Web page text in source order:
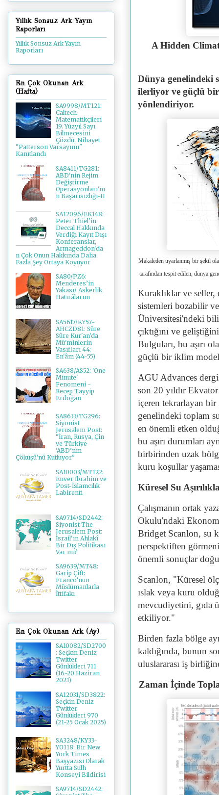
A Hidden
Dünya genelindeki
ilerliyor ve güçlü
yönlendiriyor.
Makaleden uyarlanmış bir şekil
tarafından tespit edilen, dünya
Kuraklıklar ve seller,
sistemleri bozabilir
Üniversitesi'ndeki
çıktığını ve
Bulguları, bu aşırı
güçlü bir iklim
AGU Advances
son 20 yıldır
içeren tekrarlayan
genelindeki toplam
en önemli etken
bu aşırı durumları
birbirinden uzak
kuru koşullar
Küresel Su
Çalışmanın ortak
Okulu'ndaki
Bridget Scanlon, su
perspektiften
önemli sonuçlar
Scanlon, "Küresel
ıslak veya kuru
mevcudiyetini, gıda
etkiliyor."
Birden fazla bölge
kaldığında, bunun
uluslararası iş
Zaman İçinde
Yıllık Sonsuz Ark Yayın
Raporları
Yıllık Sonsuz Ark Yayın
Raporları
En Çok Okunan Ark
(Hafta)
SA9998/MT121:
Caltech
Matematikçileri
19. Yüzyıl Sayı
Bilmecesini
Çözdü; Nihayet
"Patterson Varsayımı"
Kanıtlandı
SA8411/TG281:
ABD'nin Rejim
Değiştirme
Operasyonları'nı
n Başarısızlığı-II
SA12096/EK148:
Peter Thiel'in
Deccal Hakkında
Verdiği Kayıt Dışı
Konferanslar,
Armageddon'da
n Çok Onun Hakkında Daha
Fazla Şey Ortaya Koyuyor
SA80/PZ6:
Menderes’in
Yakası/ Askerlik
Hatırâlarım
SA5617/KY57-
AHCZD81: Sûre
Sûre Kur'an'da
Mü'minlerin
Vasıfları 44:
En'âm (44-55)
SA638/AS52: 'One
Minute'
Fenomeni -
Recep Tayyip
Erdoğan
SA8633/TG296:
Siyonist
Jerusalem Post:
"İran, Rusya, Çin
ve Türkiye
'ABD’nin
Çöküşü'nü Kutluyor"
SA10003/MT122:
Enver İbrahim ve
Post-İslamcılık
Labirenti
SA9714/SD2442:
Siyonist The
Jerusalem Post:
İsrail'in Ahlakî
Bir Dış Politikası
Var mı?
SA9639/MT48:
Garip Çift:
Franco'nun
Müslümanlarla
İttifakı
En Çok Okunan Ark (Ay)
SA10082/SD2700
: Seçkin Deniz
Twitter
Günlükleri 711
(16-20 Haziran
2021)
SA12031/SD3822:
Seçkin Deniz
Twitter
Günlükleri 970
(21-25 Ocak 2025)
SA3248/KY33-
YO118: Bir New
York Times
Başyazısı Olarak
Yurtta Sulh
Konseyi Bildirisi
SA9714/SD2442: